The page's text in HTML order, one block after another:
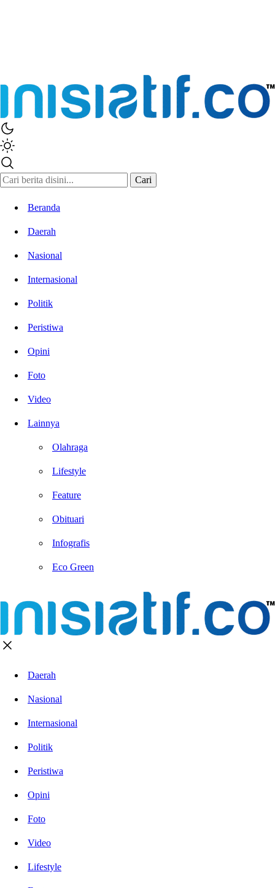
Inisiatif.co
Stay Connected Stay Informed
Cari
Beranda
Daerah
Nasional
Internasional
Politik
Peristiwa
Opini
Foto
Video
Lainnya
Olahraga
Lifestyle
Feature
Obituari
Infografis
Eco Green
Daerah
Nasional
Internasional
Politik
Peristiwa
Opini
Foto
Video
Lifestyle